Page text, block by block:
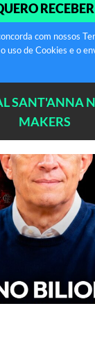
RECEBER
com nossos
uso de Cookies e o
SANT'ANNA
MAKERS